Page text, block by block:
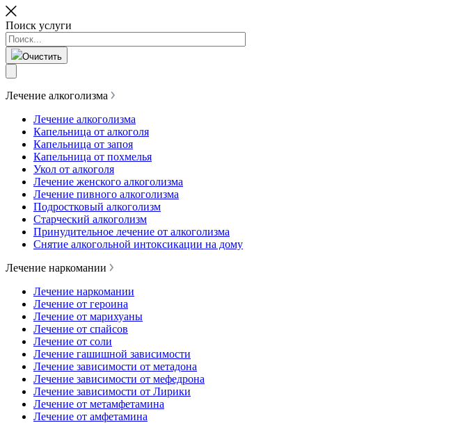
Поиск услуги
Очистить
Лечение алкоголизма
Лечение алкоголизма
Капельница от алкоголя
Капельница от запоя
Капельница от похмелья
Укол от алкоголя
Лечение женского алкоголизма
Лечение пивного алкоголизма
Подростковый алкоголизм
Старческий алкоголизм
Принудительное лечение от алкоголизма
Снятие алкогольной интоксикации на дому
Лечение наркомании
Лечение наркомании
Лечение от героина
Лечение от марихуаны
Лечение от спайсов
Лечение от соли
Лечение гашишной зависимости
Лечение зависимости от метадона
Лечение зависимости от мефедрона
Лечение зависимости от Лирики
Лечение от метамфетамина
Лечение от амфетамина